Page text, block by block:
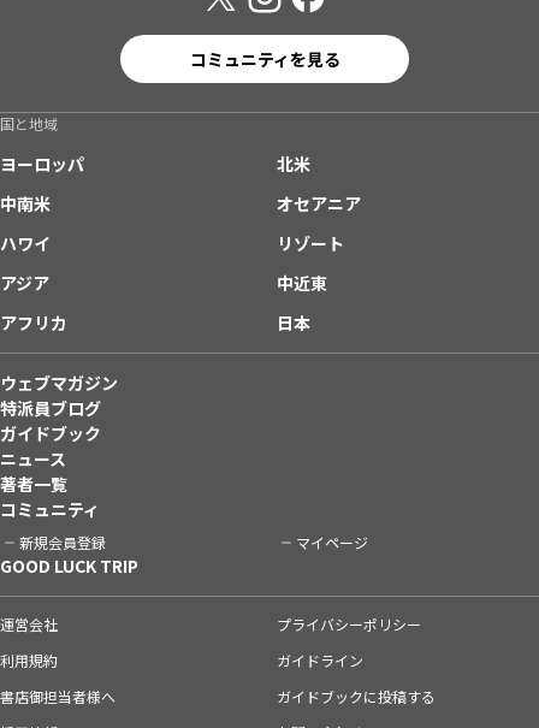
コミュニティを見る
国と地域
ヨーロッパ
北米
中南米
オセアニア
ハワイ
リゾート
アジア
中近東
アフリカ
日本
ウェブマガジン
特派員ブログ
ガイドブック
ニュース
著者一覧
コミュニティ
新規会員登録 マイページ
GOOD LUCK TRIP
運営会社
プライバシーポリシー
利用規約
ガイドライン
書店御担当者様へ
ガイドブックに投稿する